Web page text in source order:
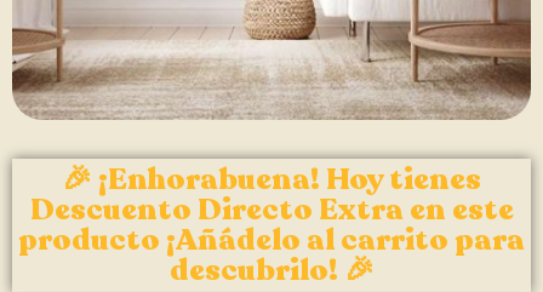
🎉 ¡Enhorabuena! Hoy tienes
Descuento Directo Extra en este
producto ¡Añádelo al carrito para
descubrilo! 🎉